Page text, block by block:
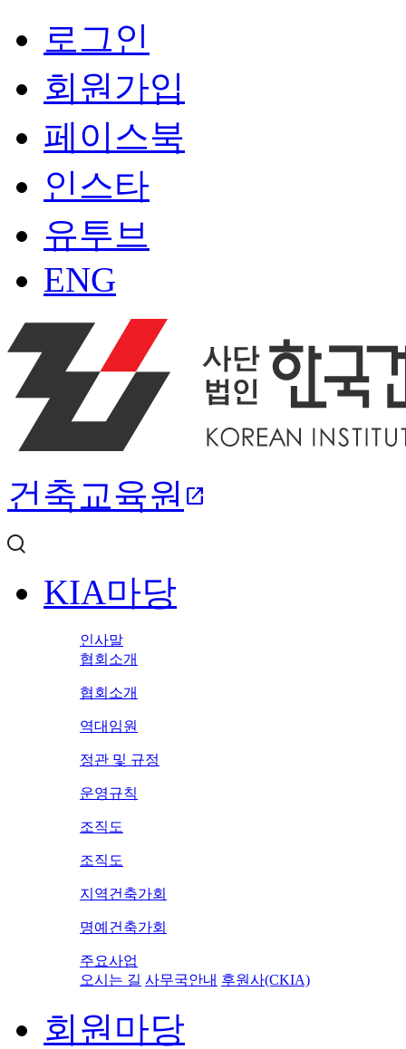
로그인
회원가입
페이스북
인스타
유투브
ENG
건축교육원 open_in_new
KIA마당
인사말
협회소개
협회소개
역대임원
정관 및 규정
운영규칙
조직도
조직도
지역건축가회
명예건축가회
주요사업
오시는 길 사무국안내 후원사(CKIA)
회원마당